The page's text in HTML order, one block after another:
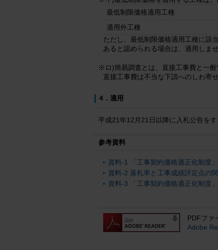
最低制限価格適用工種
適用外工種
ただし、最低制限価格適用工種に該
あると認められる場合は、適用しませ
※ロ)簡易調査とは、直接工事費と一般
直接工事費は不当な下請へのしわ寄
4．適用
平成21年12月21日以降に入札公告をす
参考資料
資料-1 「工事契約価格適正化制度
資料-2 落札率と工事成績評定点の関
資料-3 「工事契約価格適正化制度
PDFファ
Adobe